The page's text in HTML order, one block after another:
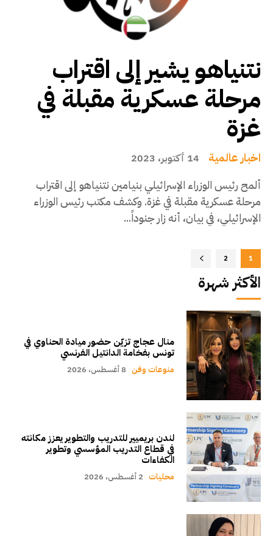
نتنياهو يشير إلى اقتراب
مرحلة عسكرية مقبلة في
غزة
اخبار عالمية 14 أكتوبر، 2023
ألمح رئيس الوزراء الإسرائيلي بنيامين نتنياهو إلى اقتراب
مرحلة عسكرية مقبلة في غزة. وكشف مكتب رئيس الوزراء
الإسرائيلي، في بيان، أنه زار جنوداً...
1
2
الأكثر شهرة
منال عجاج تزيّن حضور ميادة الحناوي في
تونس بفخامة الدانتيل الفرنسي
منوعات وفن 8 أغسطس، 2026
لندن بريميير للتدريب والتطوير يعزز مكانته
في قطاع التدريب المؤسسي وتطوير
الكفاءات
محليات 2 أغسطس، 2026